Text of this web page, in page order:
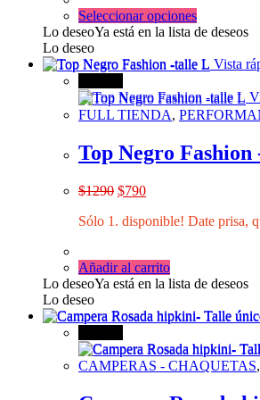
Seleccionar opcionesEste
producto
múltiples
Las
opciones
pueden
elegir
de
Lo deseoYa está en la lista de deseos
Lo deseo
Vista
FULL TIENDA,
Top Negro
$1290 El
original
$790El
actual
Sólo 1. disponible! Date prisa,
Añadir al carrito
Lo deseoYa está en la lista de deseos
Lo deseo
CAMPERAS - CHAQUETAS,